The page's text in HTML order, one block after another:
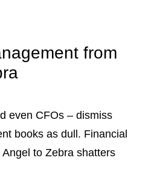
from
even CFOs – dismiss
books as dull. Financial
to Zebra shatters